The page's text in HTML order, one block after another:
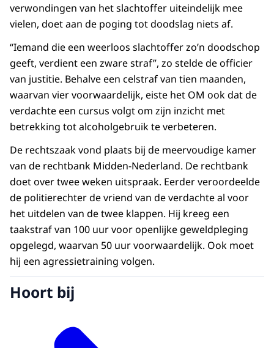
verwondingen van het slachtoffer uiteindelijk mee
vielen, doet aan de poging tot doodslag niets af.
“Iemand die een weerloos slachtoffer zo’n doodschop
geeft, verdient een zware straf”, zo stelde de officier
van justitie. Behalve een celstraf van tien maanden,
waarvan vier voorwaardelijk, eiste het OM ook dat de
verdachte een cursus volgt om zijn inzicht met
betrekking tot alcoholgebruik te verbeteren.
De rechtszaak vond plaats bij de meervoudige kamer
van de rechtbank Midden-Nederland. De rechtbank
doet over twee weken uitspraak. Eerder veroordeelde
de politierechter de vriend van de verdachte al voor
het uitdelen van de twee klappen. Hij kreeg een
taakstraf van 100 uur voor openlijke geweldpleging
opgelegd, waarvan 50 uur voorwaardelijk. Ook moet
hij een agressietraining volgen.
Hoort bij